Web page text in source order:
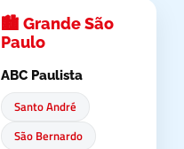
🏙️ Grande São
Paulo
ABC Paulista
Santo André
São Bernardo